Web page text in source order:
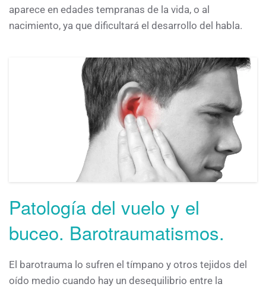
aparece en edades tempranas de la vida, o al
nacimiento, ya que dificultará el desarrollo del habla.
Patología del vuelo y el
buceo. Barotraumatismos.
El barotrauma lo sufren el tímpano y otros tejidos del
oído medio cuando hay un desequilibrio entre la